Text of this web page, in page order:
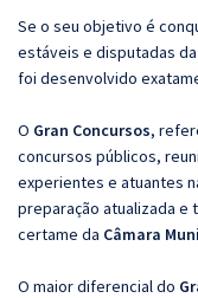
Se o seu objetivo é
estáveis e disputadas
foi desenvolvido
O Gran Concursos,
concursos públicos,
experientes e atuantes
preparação atualizada e
certame da Câmara
O maior diferencial do